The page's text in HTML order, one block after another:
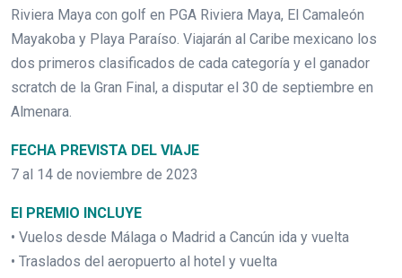
Riviera Maya con golf en PGA Riviera Maya, El Camaleón
Mayakoba y Playa Paraíso. Viajarán al Caribe mexicano los
dos primeros clasificados de cada categoría y el ganador
scratch de la Gran Final, a disputar el 30 de septiembre en
Almenara.
FECHA PREVISTA DEL VIAJE
7 al 14 de noviembre de 2023
El PREMIO INCLUYE
• Vuelos desde Málaga o Madrid a Cancún ida y vuelta
• Traslados del aeropuerto al hotel y vuelta